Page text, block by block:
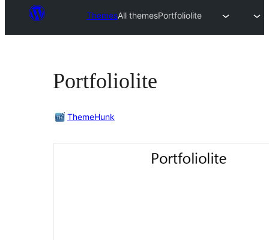
ThemesAll themesPortfoliolite
Portfoliolite
ThemeHunk